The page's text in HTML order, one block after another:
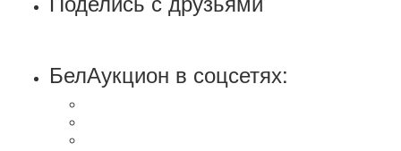
БелАукцион в соцсетях: